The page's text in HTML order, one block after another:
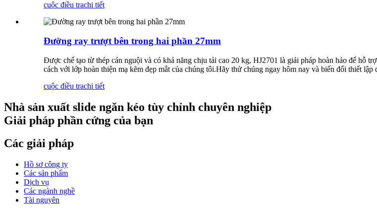
cuộc điều trachi tiết
Đường ray trượt bên trong hai phần 27mm
Được chế tạo từ thép cán nguội và có khả năng chịu tải cao 20 kg, HJ2701 là giải pháp hoàn hảo để hỗ
cách với lớp hoàn thiện mạ kẽm đẹp mắt của chúng tôi.Hãy thử chúng ngay hôm nay và biến đổi thiết lập
cuộc điều trachi tiết
Nhà sản xuất slide ngăn kéo tùy chỉnh chuyên nghiệp
Giải pháp phần cứng của bạn
Các giải pháp
Hồ sơ công ty
Các sản phẩm
Dịch vụ
Các ngành nghề
Tài nguyên